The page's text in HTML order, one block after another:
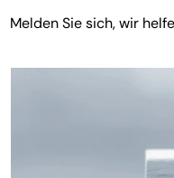
Melden Sie sich, wir